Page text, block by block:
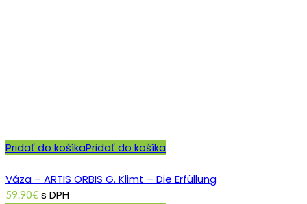
Pridať do košíkaPridať do košíka
Váza – ARTIS ORBIS G. Klimt – Die Erfüllung
59.90€ s DPH